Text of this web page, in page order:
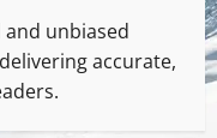
unbiased
accurate,